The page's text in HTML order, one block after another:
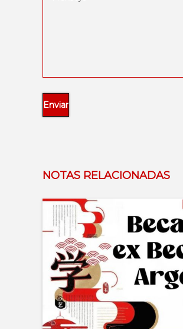
NOTAS RELACIONADAS